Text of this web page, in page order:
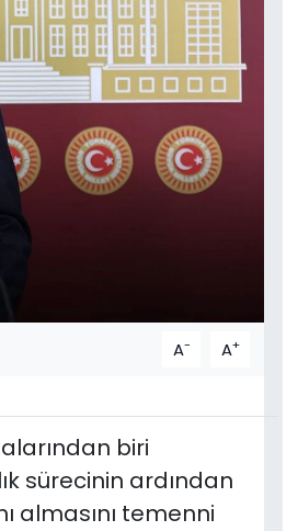
A- A+
biri
sürecinin ardından
almasını temenni